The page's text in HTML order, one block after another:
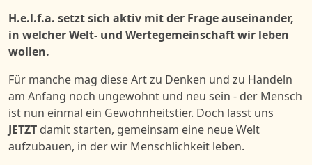
H.e.l.f.a. setzt sich aktiv mit der Frage auseinander,
in welcher Welt- und Wertegemeinschaft wir leben
wollen.
Für manche mag diese Art zu Denken und zu Handeln
am Anfang noch ungewohnt und neu sein - der Mensch
ist nun einmal ein Gewohnheitstier. Doch lasst uns
JETZT damitstarten, gemeinsam eine neue Welt
aufzubauen, in der wir Menschlichkeit leben.